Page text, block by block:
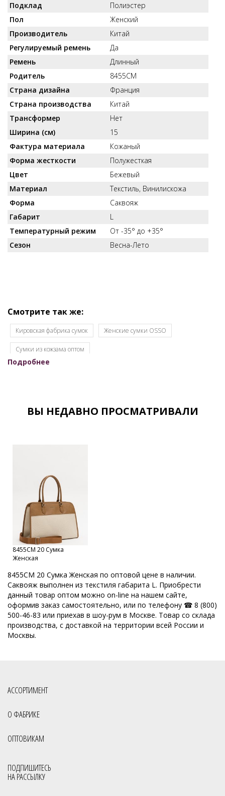
Подклад
Полиэстер
Пол
Женский
Производитель
Китай
Регулируемый ремень
Да
Ремень
Длинный
Родитель
8455СМ
Страна дизайна
Франция
Страна производства
Китай
Трансформер
Нет
Ширина (см)
15
Фактура материала
Кожаный
Форма жесткости
Полужесткая
Цвет
Бежевый
Материал
Текстиль, Винилискожа
Форма
Саквояж
Габарит
L
Температурный режим
От -35° до +35°
Сезон
Весна-Лето
Смотрите так же:
Кировская фабрика сумок Женские сумки OSSO
Cумки из кожзама оптом
Женские сумки кировского производства
Женские сумки Российской фабрики
Оптовый склад сумок в Москве
Кировские сумки
Сумки от производителя
Оптовая продажа сумок
Кожгалантерейная фабрика Оптовая база сумок
ОССО сумки оптом Киров
Производитель женских сумок Россия
Производство кожгалантереи Производитель женских сумок
Сумки производство Россия
Молодёжные сумки оптом
Подробнее
ВЫ НЕДАВНО ПРОСМАТРИВАЛИ
8455СМ 20 Сумка
Женская
8455СМ 20 Сумка Женская по оптовой цене в наличии.
Саквояж выполнен из текстиля габарита L. Приобрести
данный товар оптом можно on-line на нашем сайте,
оформив заказ самостоятельно, или по телефону ☎ 8 (800)
500-46-83 или приехав в шоу-рум в Москве. Товар со склада
производства, с доставкой на территории всей России и
Москвы.
АССОРТИМЕНТ
О ФАБРИКЕ
ОПТОВИКАМ
ПОДПИШИТЕСЬ
НА РАССЫЛКУ